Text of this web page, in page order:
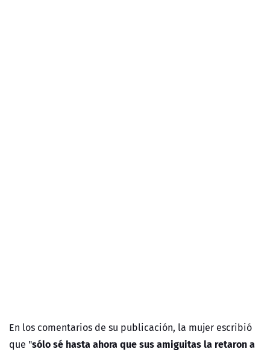
En los comentarios de su publicación, la mujer escribió
que "sólo sé hasta ahora que sus amiguitas la retaron a